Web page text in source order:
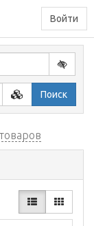
Войти
Поиск